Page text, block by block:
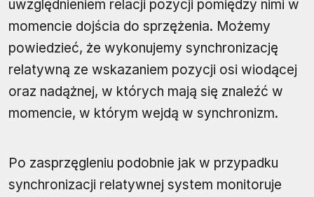
uwzględnieniem relacji pozycji pomiędzy nimi w
momencie dojścia do sprzężenia. Możemy
powiedzieć, że wykonujemy synchronizację
relatywną ze wskazaniem pozycji osi wiodącej
oraz nadążnej, w których mają się znaleźć w
momencie, w którym wejdą w synchronizm.
Po zasprzęgleniu podobnie jak w przypadku
synchronizacji relatywnej system monitoruje